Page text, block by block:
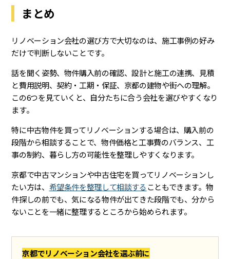
まとめ
リノベーション会社の選び方で大切なのは、施工事例の好み
だけで判断しないことです。
話を聞く姿勢、物件購入前の確認、設計と施工の連携、見積
と費用説明、契約・工期・保証、京都の建物や街への理解。
この6つを見ていくと、自分たちに合う会社を選びやすくなり
ます。
特に中古物件を買ってリノベーションする場合は、購入前の
段階から相談することで、物件価格と工事費のバランス、工
事の制約、暮らし方の可能性を整理しやすくなります。
京都で中古マンションや中古住宅を買ってリノベーションし
たい方は、 希望条件を整理して相談することもできます。物
件探しの前でも、気になる物件が出てきた段階でも、分から
ないことを一緒に整理するところから始められます。
京都でリノベーション会社を選ぶ前に